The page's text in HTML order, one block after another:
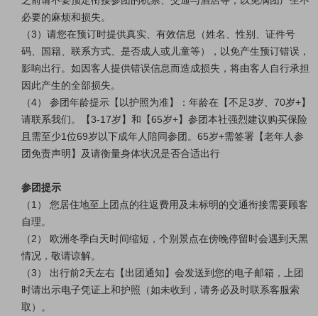
必要的麻烦和损失。
（3）请您在预订时提供真实、有效信息（姓名、性别、证件号
码、国籍、联系方式、是否成人或儿童等），以免产生预订错误，
影响出行。如因客人提供错误信息而造成损失，将由客人自行承担
因此产生的全部损失。
（4） 参团年龄提示【以护照为准】：年龄在【不足3岁、70岁+】
请联系我们。【3-17岁】和【65岁+】参团本社强烈建议购买保险
且需至少1位69岁以下成年人陪同参团。65岁+需签署【老年人参
团免责声明】及请衡量身体状况是否合适出行
参团提示
（1） 您居住地至上团点的往返费用及未标明的交通衔接需要顾客
自理。
（2） 欧洲冬季白天时间缩短，个别景点在傍晚停留时会遇到天黑
情况，敬请谅解。
（3） 出行前2天左右【出团通知】会发送到您的电子邮箱，上团
时请出示电子凭证上和护照（如未收到，请务必及时联系客服索
取）。